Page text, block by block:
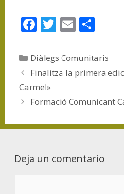
F
e
b
o
o
T
itt
er
E
ai
l
m
p
ti
Diàlegs Comunitaris
Finalitza la primera
Carmel»
Formació Comunicant
Deja un comentario